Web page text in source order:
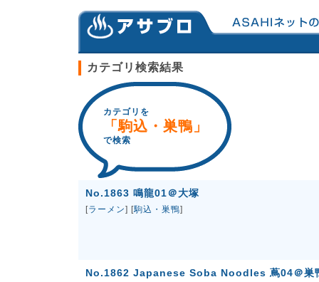
カテゴリ検索結果
カテゴリを
「駒込・巣鴨」
で検索
No.1863 鳴龍01＠大塚
[ラーメン] [駒込・巣鴨]
No.1862 Japanese Soba Noodles 蔦04＠巣